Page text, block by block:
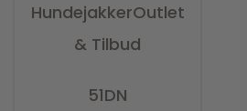
HundejakkerOutlet
& Tilbud
51DN